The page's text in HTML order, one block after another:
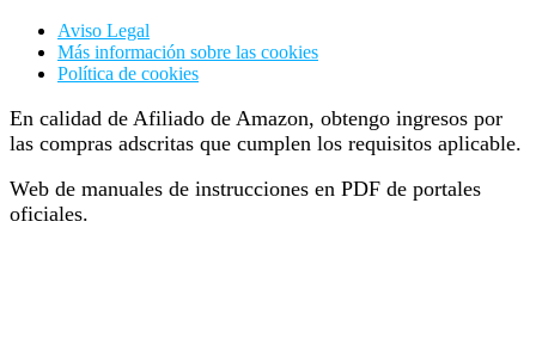
Aviso Legal
Más información sobre las cookies
Política de cookies
En calidad de Afiliado de Amazon, obtengo ingresos por
las compras adscritas que cumplen los requisitos aplicable.
Web de manuales de instrucciones en PDF de portales
oficiales.